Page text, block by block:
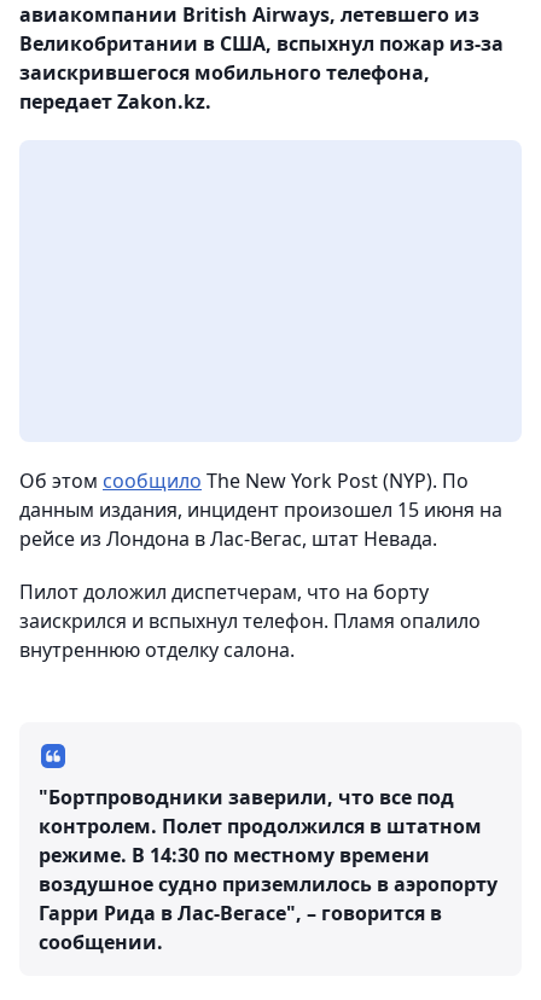
авиакомпании British Airways, летевшего из
Великобритании в США, вспыхнул пожар из-за
заискрившегося мобильного телефона,
передает Zakon.kz.
Об этом сообщило The New York Post (NYP). По
данным издания, инцидент произошел 15 июня на
рейсе из Лондона в Лас-Вегас, штат Невада.
Пилот доложил диспетчерам, что на борту
заискрился и вспыхнул телефон. Пламя опалило
внутреннюю отделку салона.
"Бортпроводники заверили, что все под
контролем. Полет продолжился в штатном
режиме. В 14:30 по местному времени
воздушное судно приземлилось в аэропорту
Гарри Рида в Лас-Вегасе", – говорится в
сообщении.